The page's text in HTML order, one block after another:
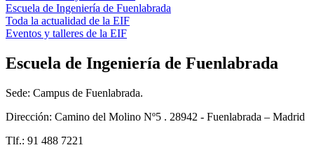
Escuela de Ingeniería de Fuenlabrada
Toda la actualidad de la EIF
Eventos y talleres de la EIF
Escuela de Ingeniería de Fuenlabrada
Sede: Campus de Fuenlabrada.
Dirección: Camino del Molino Nº5 . 28942 - Fuenlabrada – Madrid
Tlf.: 91 488 7221